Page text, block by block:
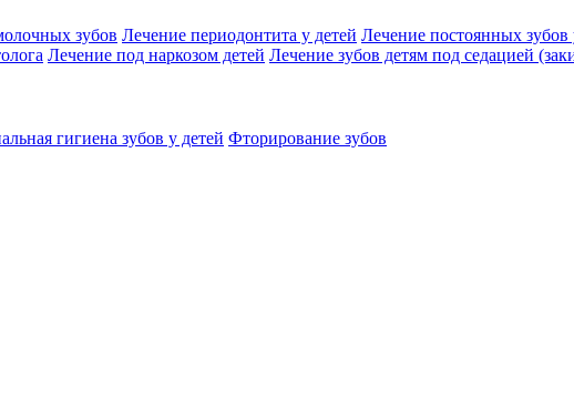
зубов Лечение периодонтита у детей Лечение постоянных зубов
Лечение под наркозом детей Лечение зубов детям под седацией
гигиена зубов у детей Фторирование зубов